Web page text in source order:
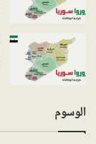
الوسوم